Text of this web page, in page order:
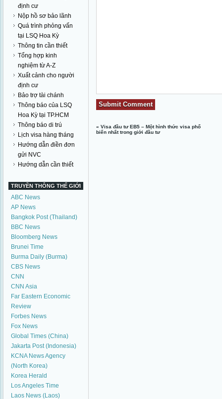
định cư
Nộp hồ sơ bảo lãnh
Quá trình phỏng vấn
tại LSQ Hoa Kỳ
Thông tin cần thiết
Tổng hợp kinh
nghiệm từ A-Z
Xuất cảnh cho người
định cư
Bảo trợ tài chánh
Thông báo của LSQ
Hoa Kỳ tại TP.HCM
Thông báo di trú
Lịch visa hàng tháng
Hướng dẫn điền đơn
gửi NVC
Hướng dẫn cần thiết
TRUYỀN THÔNG THẾ GIỚI
ABC News
AP News
Bangkok Post (Thailand)
BBC News
Bloomberg News
Brunei Time
Burma Daily (Burma)
CBS News
CNN
CNN Asia
Far Eastern Economic
Review
Forbes News
Fox News
Global Times (China)
Jakarta Post (Indonesia)
KCNA News Agency
(North Korea)
Korea Herald
Los Angeles Time
Laos News (Laos)
«Visa đầu tư EB5 – Một hình thức visa phổ
biến nhất trong giới đầu tư